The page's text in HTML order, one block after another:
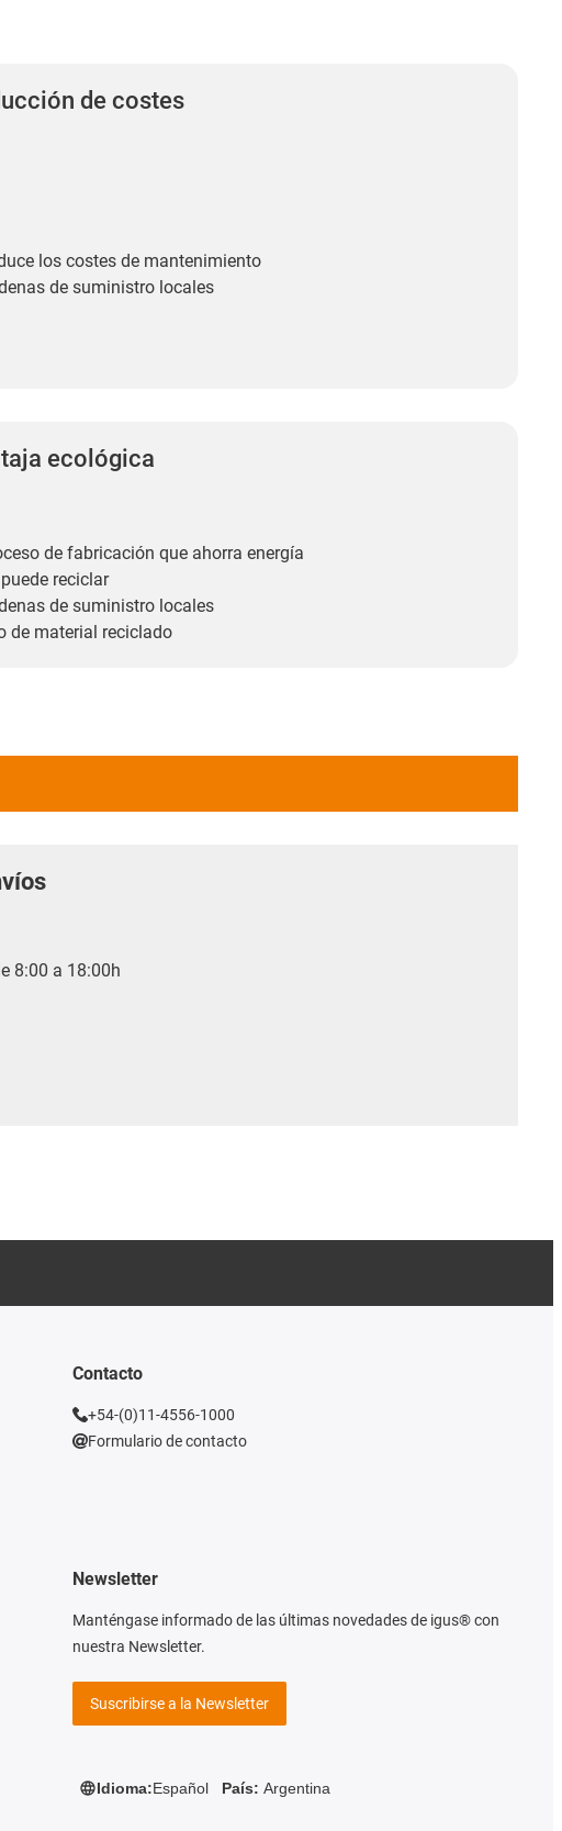
de costes
los costes de mantenimiento
de suministro locales
ecológica
de fabricación que ahorra energía
reciclar
de suministro locales
de material reciclado​
8:00 a 18:00h
Contacto
+54-(0)11-4556-1000
Formulario de contacto
Newsletter
Manténgase informado de las últimas novedades de igus® con
nuestra Newsletter.
Suscribirse a la Newsletter
Idioma:Español País: Argentina